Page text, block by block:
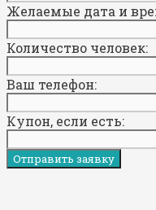
Желаемые дата и
Количество человек:
Ваш телефон:
Купон, если есть: